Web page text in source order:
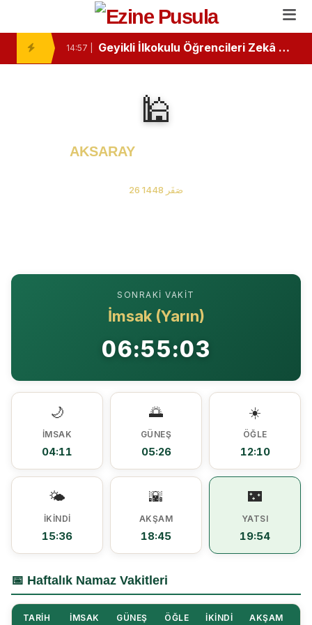
Ezine’de Minik Kalemlerden Büyük Başarı: İlk Kitaplarını Okurlarıyla Buluşturdular
14:57 | Geyikli İlkokulu Öğrencileri Zekâ Oyunlarında Zirvede
16:48 | Kaymakam Kaptanoğlu’ndan Kıbrıs Gazisi Recep Kıral’a iftar ziyareti
🕌
AKSARAY
26 صَفَر 1448
SONRAKI VAKIT
İmsak (Yarın)
06:55:03
🌙
İMSAK
04:11
🌅
GÜNEŞ
05:26
☀️
ÖĞLE
12:10
🌤️
İKINDI
15:36
🌇
AKŞAM
18:45
🌃
YATSI
19:54
📅 Haftalık Namaz Vakitleri
TARIH İMSAK GÜNEŞ ÖĞLE İKINDI AKŞAM